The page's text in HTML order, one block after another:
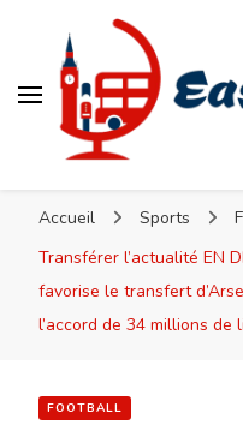
Accueil Sports
Transférer l’actualité EN
favorise le transfert
l’accord de 34 millions
FOOTBALL